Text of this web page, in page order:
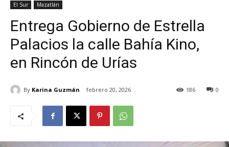
El Sur Mazatlán
Entrega Gobierno de Estrella
Palacios la calle Bahía Kino,
en Rincón de Urías
By Karina Guzmán febrero 20, 2026 0
186